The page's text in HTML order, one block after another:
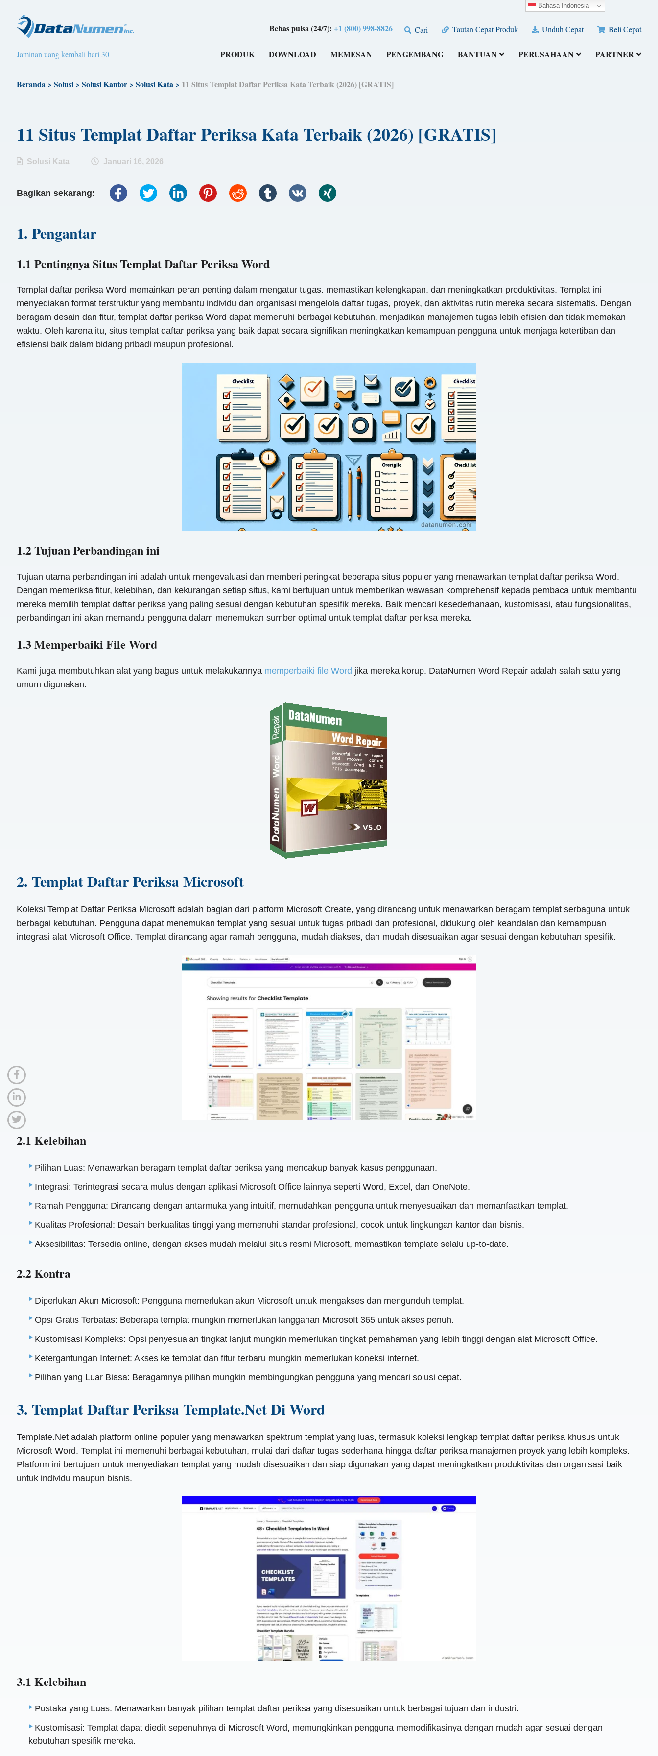
Bebas pulsa (24/7):+1 (800) 998-8826 Cari Tautan Cepat Produk Unduh Cepat Beli Cepat
Jaminan uang kembali hari 30 PRODUK DOWNLOAD MEMESAN PENGEMBANG BANTUAN PERUSAHAAN PARTNER
Beranda> Solusi> Solusi Kantor> Solusi Kata> 11 Situs Templat Daftar Periksa Kata Terbaik (2026) [GRATIS]
11 Situs Templat Daftar Periksa Kata Terbaik (2026) [GRATIS]
Solusi Kata Januari 16, 2026
Bagikan sekarang:
1. Pengantar
1.1 Pentingnya Situs Templat Daftar Periksa Word
Templat daftar periksa Word memainkan peran penting dalam mengatur tugas, memastikan kelengkapan, dan meningkatkan produktivitas. Templat ini
menyediakan format terstruktur yang membantu individu dan organisasi mengelola daftar tugas, proyek, dan aktivitas rutin mereka secara sistematis. Dengan
beragam desain dan fitur, templat daftar periksa Word dapat memenuhi berbagai kebutuhan, menjadikan manajemen tugas lebih efisien dan tidak memakan
waktu. Oleh karena itu, situs templat daftar periksa yang baik dapat secara signifikan meningkatkan kemampuan pengguna untuk menjaga ketertiban dan
efisiensi baik dalam bidang pribadi maupun profesional.
1.2 Tujuan Perbandingan ini
Tujuan utama perbandingan ini adalah untuk mengevaluasi dan memberi peringkat beberapa situs populer yang menawarkan templat daftar periksa Word.
Dengan memeriksa fitur, kelebihan, dan kekurangan setiap situs, kami bertujuan untuk memberikan wawasan komprehensif kepada pembaca untuk membantu
mereka memilih templat daftar periksa yang paling sesuai dengan kebutuhan spesifik mereka. Baik mencari kesederhanaan, kustomisasi, atau fungsionalitas,
perbandingan ini akan memandu pengguna dalam menemukan sumber optimal untuk templat daftar periksa mereka.
1.3 Memperbaiki File Word
Kami juga membutuhkan alat yang bagus untuk melakukannya memperbaiki file Word jika mereka korup. DataNumen Word Repair adalah salah satu yang
umum digunakan:
2. Templat Daftar Periksa Microsoft
Koleksi Templat Daftar Periksa Microsoft adalah bagian dari platform Microsoft Create, yang dirancang untuk menawarkan beragam templat serbaguna untuk
berbagai kebutuhan. Pengguna dapat menemukan templat yang sesuai untuk tugas pribadi dan profesional, didukung oleh keandalan dan kemampuan
integrasi alat Microsoft Office. Templat dirancang agar ramah pengguna, mudah diakses, dan mudah disesuaikan agar sesuai dengan kebutuhan spesifik.
2.1 Kelebihan
Pilihan Luas: Menawarkan beragam templat daftar periksa yang mencakup banyak kasus penggunaan.
Integrasi: Terintegrasi secara mulus dengan aplikasi Microsoft Office lainnya seperti Word, Excel, dan OneNote.
Ramah Pengguna: Dirancang dengan antarmuka yang intuitif, memudahkan pengguna untuk menyesuaikan dan memanfaatkan templat.
Kualitas Profesional: Desain berkualitas tinggi yang memenuhi standar profesional, cocok untuk lingkungan kantor dan bisnis.
Aksesibilitas: Tersedia online, dengan akses mudah melalui situs resmi Microsoft, memastikan template selalu up-to-date.
2.2 Kontra
Diperlukan Akun Microsoft: Pengguna memerlukan akun Microsoft untuk mengakses dan mengunduh templat.
Opsi Gratis Terbatas: Beberapa templat mungkin memerlukan langganan Microsoft 365 untuk akses penuh.
Kustomisasi Kompleks: Opsi penyesuaian tingkat lanjut mungkin memerlukan tingkat pemahaman yang lebih tinggi dengan alat Microsoft Office.
Ketergantungan Internet: Akses ke templat dan fitur terbaru mungkin memerlukan koneksi internet.
Pilihan yang Luar Biasa: Beragamnya pilihan mungkin membingungkan pengguna yang mencari solusi cepat.
3. Templat Daftar Periksa Template.Net Di Word
Template.Net adalah platform online populer yang menawarkan spektrum templat yang luas, termasuk koleksi lengkap templat daftar periksa khusus untuk
Microsoft Word. Templat ini memenuhi berbagai kebutuhan, mulai dari daftar tugas sederhana hingga daftar periksa manajemen proyek yang lebih kompleks.
Platform ini bertujuan untuk menyediakan templat yang mudah disesuaikan dan siap digunakan yang dapat meningkatkan produktivitas dan organisasi baik
untuk individu maupun bisnis.
3.1 Kelebihan
Pustaka yang Luas: Menawarkan banyak pilihan templat daftar periksa yang disesuaikan untuk berbagai tujuan dan industri.
Kustomisasi: Templat dapat diedit sepenuhnya di Microsoft Word, memungkinkan pengguna memodifikasinya dengan mudah agar sesuai dengan
kebutuhan spesifik mereka.
Bahasa Indonesia